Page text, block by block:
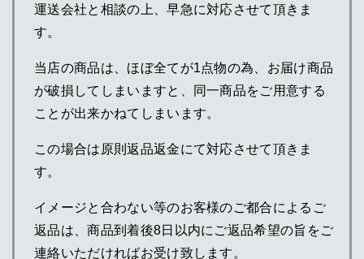
運送会社と相談の上、早急に対応させて頂きま
す。
当店の商品は、ほぼ全てが1点物の為、お届け商品
が破損してしまいますと、同一商品をご用意する
ことが出来かねてしまいます。
この場合は原則返品返金にて対応させて頂きま
す。
イメージと合わない等のお客様のご都合によるご
返品は、商品到着後8日以内にご返品希望の旨をご
連絡いただければお受け致します。